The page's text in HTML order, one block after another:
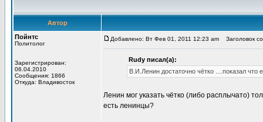
Автор
Пойнтс
Политолог
Зарегистрирован:
06.04.2010
Сообщения: 1866
Откуда: Владивосток
Добавлено: Вт Фев 01, 2011 12:23 am Заголовок
Rudy писал(а):
В.И.Ленин достаточно чётко ....показал
Ленин мог указать чётко (либо расплычато)
есть ленинцы?